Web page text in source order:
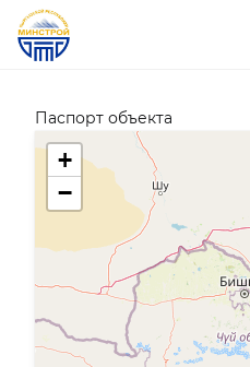
Паспорт объекта
+
−